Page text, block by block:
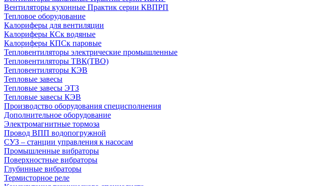
Вентиляторы кухонные Практик серии КВПРП
Тепловое оборудование
Калориферы для вентиляции
Калориферы КСк водяные
Калориферы КПСк паровые
Тепловентиляторы электрические промышленные
Тепловентиляторы ТВК(ТВО)
Тепловентиляторы КЭВ
Тепловые завесы
Тепловые завесы ЭТЗ
Тепловые завесы КЭВ
Производство оборудования специсполнения
Дополнительное оборудование
Электромагнитные тормоза
Провод ВПП водопогружной
СУЗ – станции управления к насосам
Промышленные вибраторы
Поверхностные вибраторы
Глубинные вибраторы
Термисторное реле